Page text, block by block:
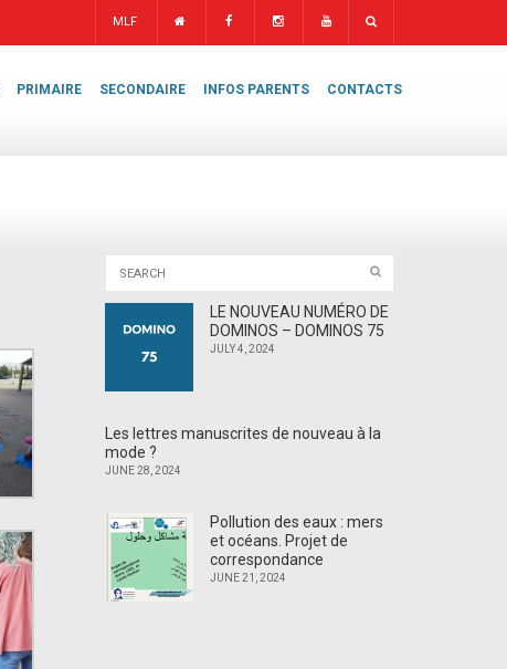
MLF
PRIMAIRE SECONDAIRE INFOS PARENTS CONTACTS
LE NOUVEAU NUMÉRO DE
DOMINOS – DOMINOS 75
JULY 4, 2024
Les lettres manuscrites de nouveau à la
mode ?
JUNE 28, 2024
Pollution des eaux : mers
et océans. Projet de
correspondance
JUNE 21, 2024